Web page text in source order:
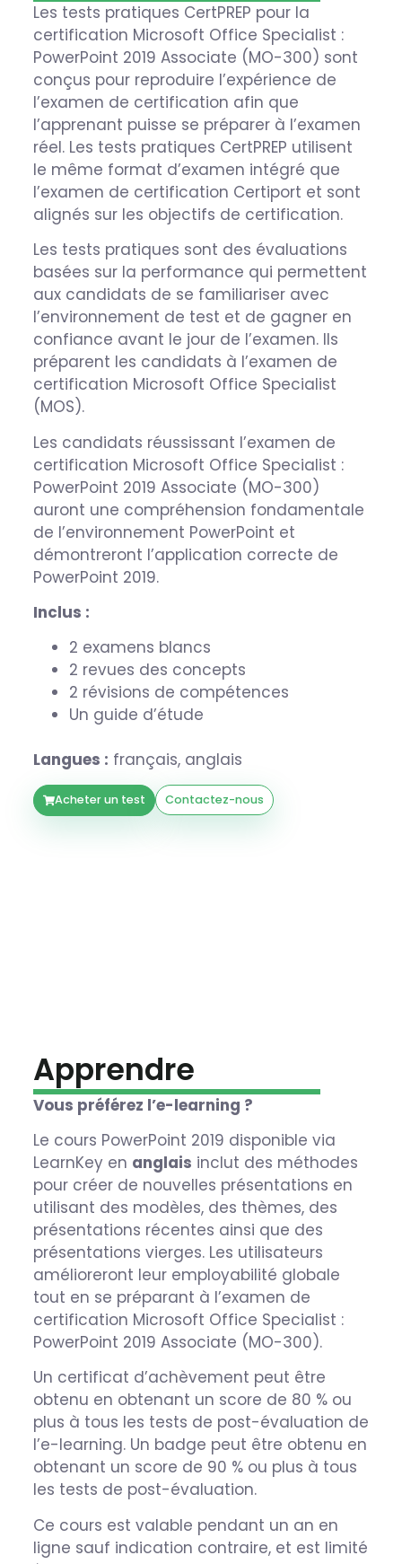
Les tests pratiques CertPREP pour la
certification Microsoft Office Specialist :
PowerPoint 2019 Associate (MO-300) sont
conçus pour reproduire l’expérience de
l’examen de certification afin que
l’apprenant puisse se préparer à l’examen
réel. Les tests pratiques CertPREP utilisent
le même format d’examen intégré que
l’examen de certification Certiport et sont
alignés sur les objectifs de certification.
Les tests pratiques sont des évaluations
basées sur la performance qui permettent
aux candidats de se familiariser avec
l’environnement de test et de gagner en
confiance avant le jour de l’examen. Ils
préparent les candidats à l’examen de
certification Microsoft Office Specialist
(MOS).
Les candidats réussissant l’examen de
certification Microsoft Office Specialist :
PowerPoint 2019 Associate (MO-300)
auront une compréhension fondamentale
de l’environnement PowerPoint et
démontreront l’application correcte de
PowerPoint 2019.
Inclus :
2 examens blancs
2 revues des concepts
2 révisions de compétences
Un guide d’étude
Langues : français, anglais
Acheter un test Contactez-nous
Apprendre
Vous préférez l’e-learning ?
Le cours PowerPoint 2019 disponible via
LearnKey en anglais inclut des méthodes
pour créer de nouvelles présentations en
utilisant des modèles, des thèmes, des
présentations récentes ainsi que des
présentations vierges. Les utilisateurs
amélioreront leur employabilité globale
tout en se préparant à l’examen de
certification Microsoft Office Specialist :
PowerPoint 2019 Associate (MO-300).
Un certificat d’achèvement peut être
obtenu en obtenant un score de 80 % ou
plus à tous les tests de post-évaluation de
l’e-learning. Un badge peut être obtenu en
obtenant un score de 90 % ou plus à tous
les tests de post-évaluation.
Ce cours est valable pendant un an en
ligne sauf indication contraire, et est limité